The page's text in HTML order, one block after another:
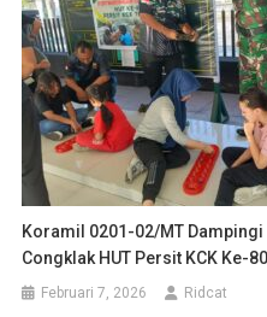
Koramil 0201-02/MT
Congklak HUT Persit KCK Ke-
Februari 7, 2026 Ridcat